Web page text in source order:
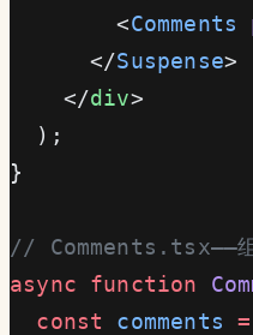
        <
Comments
      </
Suspense>
    </
div>
  );
}
// Comments.tsx——组
async function
  const
comments =